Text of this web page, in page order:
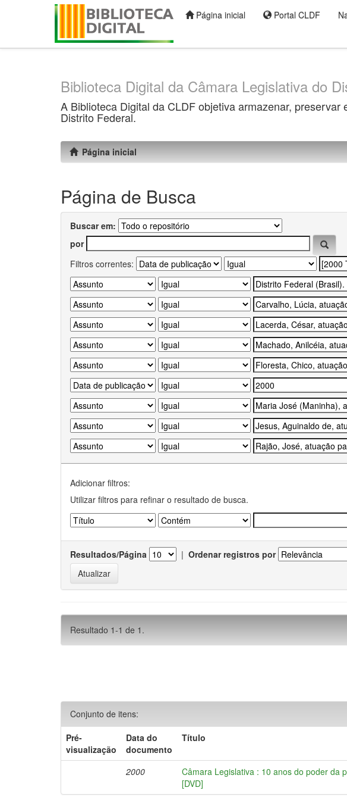
Página inicial Portal CLDF
Biblioteca Digital da Câmara Legislativa do
A Biblioteca Digital da CLDF objetiva armazenar,
Distrito Federal.
Página inicial
Página de Busca
Buscar em:
por
Filtros correntes:
Adicionar filtros:
Utilizar filtros para refinar o resultado de busca.
Resultados/Página | Ordenar registros por
Resultado 1-1 de 1.
Conjunto de itens:
Pré-
visualização
Data do
documento
Título
2000
Câmara Legislativa : 10 anos do poder da
[DVD]